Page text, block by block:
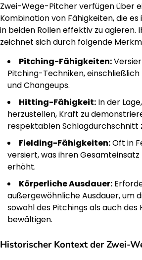
Zwei-Wege-Pitcher verfügen über
Kombination von Fähigkeiten, die
in beiden Rollen effektiv zu agieren.
zeichnet sich durch folgende
Pitching-Fähigkeiten:
Pitching-Techniken,
und Changeups.
Hitting-Fähigkeit: In der
herzustellen, Kraft zu
respektablen Schlagdurchschnitt
Fielding-Fähigkeiten:Oft in
versiert, was ihren
erhöht.
Körperliche Ausdauer:
außergewöhnliche Ausdauer, um
sowohl des Pitchings als auch des
bewältigen.
Historischer Kontext der Zwei-